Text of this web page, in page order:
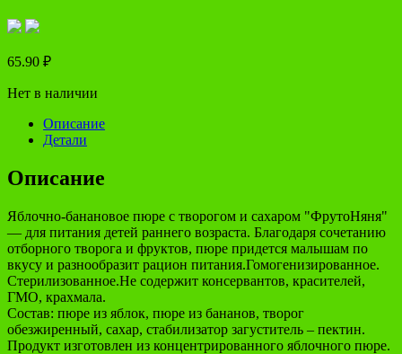
65.90 ₽
Нет в наличии
Описание
Детали
Описание
Яблочно-банановое пюре с творогом и сахаром "ФрутоНяня"
— для питания детей раннего возраста. Благодаря сочетанию
отборного творога и фруктов, пюре придется малышам по
вкусу и разнообразит рацион питания.Гомогенизированное.
Стерилизованное.Не содержит консервантов, красителей,
ГМО, крахмала.
Состав: пюре из яблок, пюре из бананов, творог
обезжиренный, сахар, стабилизатор загуститель – пектин.
Продукт изготовлен из концентрированного яблочного пюре.